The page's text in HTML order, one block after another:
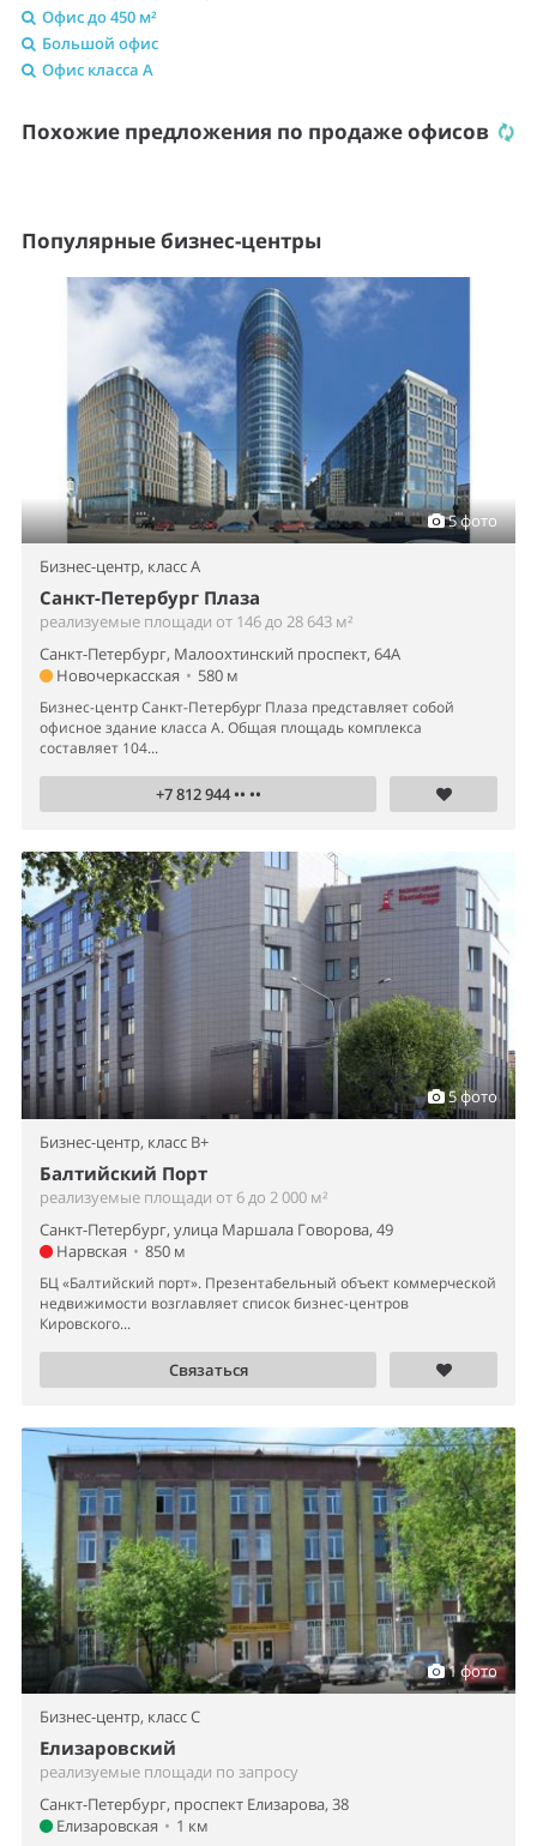
Офис до 450 м²
Большой офис
Офис класса A
Похожие предложения по продаже офисов
Популярные бизнес-центры
5 фото
Бизнес-центр, класс A
Санкт-Петербург Плаза
реализуемые площади от 146 до 28 643 м²
Санкт-Петербург, Малоохтинский проспект, 64А
Новочеркасская • 580 м
Бизнес-центр Санкт-Петербург Плаза представляет собой
офисное здание класса А. Общая площадь комплекса
составляет 104...
+7 812 944 •• ••
5 фото
Бизнес-центр, класс B+
Балтийский Порт
реализуемые площади от 6 до 2 000 м²
Санкт-Петербург, улица Маршала Говорова, 49
Нарвская • 850 м
БЦ «Балтийский порт». Презентабельный объект коммерческой
недвижимости возглавляет список бизнес-центров
Кировского...
Связаться
1 фото
Бизнес-центр, класс C
Елизаровский
реализуемые площади по запросу
Санкт-Петербург, проспект Елизарова, 38
Елизаровская • 1 км